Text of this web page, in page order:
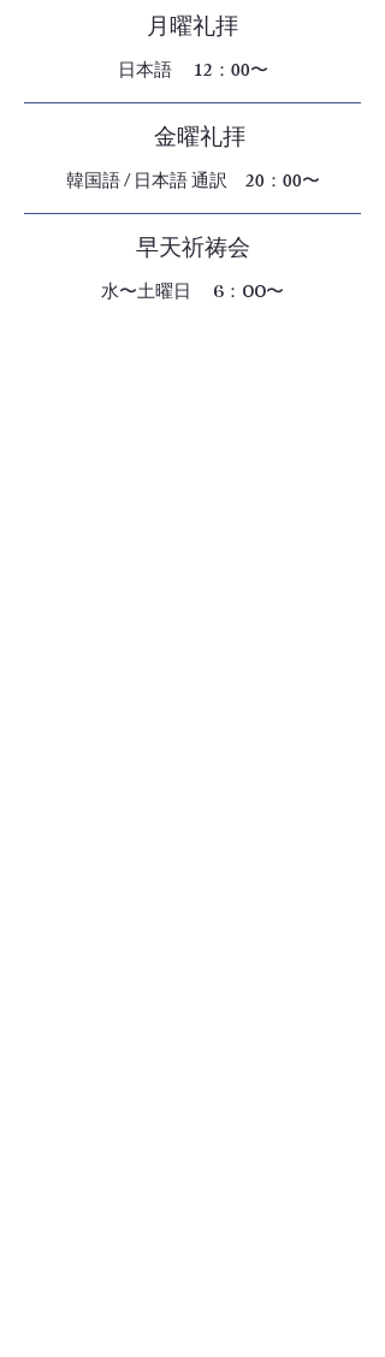
月曜礼拝
日本語 12：00〜
金曜礼拝
韓国語 / 日本語 通訳 20：00〜
早天祈祷会
水〜土曜日 6：00〜